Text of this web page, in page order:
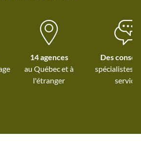
14 agences
au Québec età
l'étranger
Des
spécialistes
service